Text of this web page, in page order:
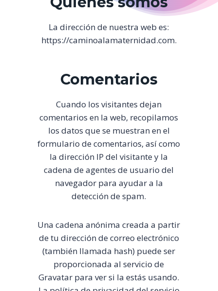
La dirección de nuestra web es:
https://caminoalamaternidad.com.
Comentarios
Cuando los visitantes dejan
comentarios en la web, recopilamos
los datos que se muestran en el
formulario de comentarios, así como
la dirección IP del visitante y la
cadena de agentes de usuario del
navegador para ayudar a la
detección de spam.
Una cadena anónima creada a partir
de tu dirección de correo electrónico
(también llamada hash) puede ser
proporcionada al servicio de
Gravatar para ver si la estás usando.